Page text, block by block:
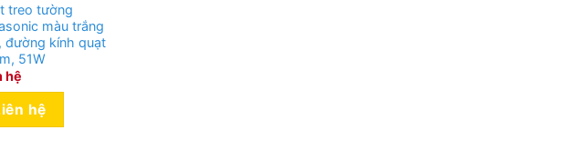
treo tường
màu trắng
đường kính quạt
51W
hệ
hệ